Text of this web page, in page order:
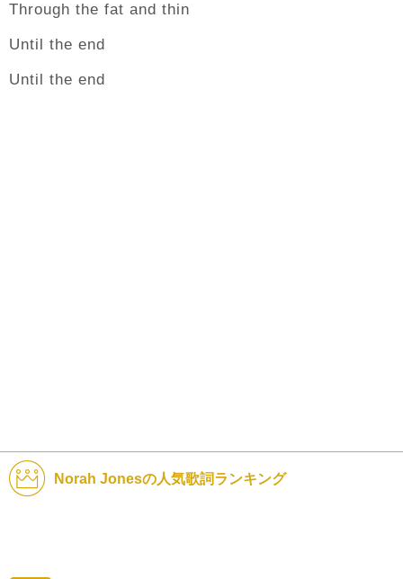
Through the fat and thin
Until the end
Until the end
Norah Jonesの人気歌詞ランキング